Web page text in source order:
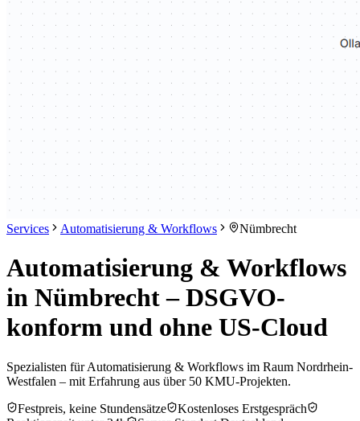
Services Automatisierung & Workflows Nümbrecht
Automatisierung & Workflows
in Nümbrecht – DSGVO-
konform und ohne US-Cloud
Spezialisten für Automatisierung & Workflows im Raum Nordrhein-
Westfalen – mit Erfahrung aus über 50 KMU-Projekten.
Festpreis, keine Stundensätze
Kostenloses Erstgespräch